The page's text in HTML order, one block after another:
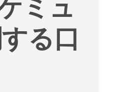
ミュ
る口